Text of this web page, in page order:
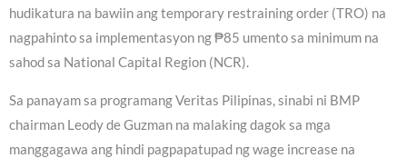
hudikatura na bawiin ang temporary restraining order (TRO) na
nagpahinto sa implementasyon ng ₱85 umento sa minimum na
sahod sa National Capital Region (NCR).
Sa panayam sa programang Veritas Pilipinas, sinabi ni BMP
chairman Leody de Guzman na malaking dagok sa mga
manggagawa ang hindi pagpapatupad ng wage increase na